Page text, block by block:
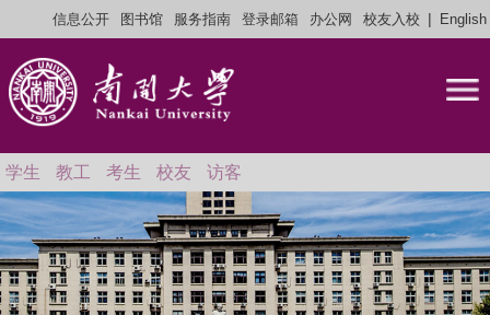
信息公开 图书馆 服务指南 登录邮箱 办公网 校友入校 | English
学生 教工 考生 校友 访客